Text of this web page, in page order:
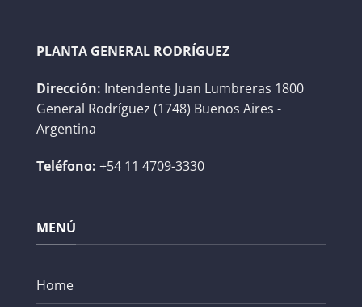
PLANTA GENERAL RODRÍGUEZ
Dirección: Intendente Juan Lumbreras 1800
General Rodríguez (1748) Buenos Aires -
Argentina
Teléfono: +54 11 4709-3330
MENÚ
Home